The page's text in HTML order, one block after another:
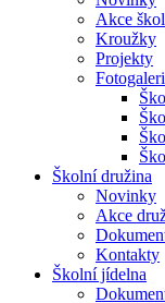
Akce
Kroužky
Projekty
Školní družina
Novinky
Akce
Kontakty
Školní jídelna